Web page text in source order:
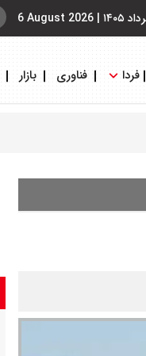
|
6 August 2026
فردا فناوری بازار